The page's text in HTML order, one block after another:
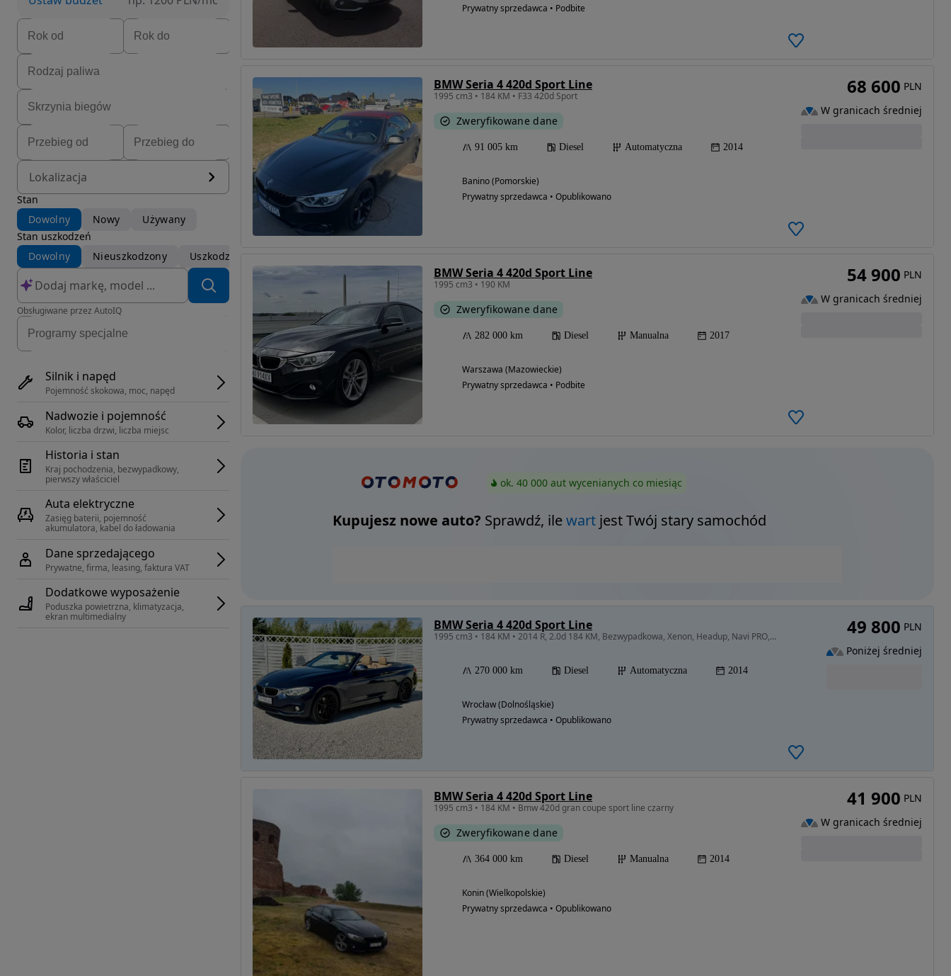
Lokalizacja
Stan
Dowolny
Nowy
Używany
Stan uszkodzeń
Dowolny
Nieuszkodzony Uszkodzony
Obsługiwane przez AutoIQ
Silnik i napęd
Pojemność skokowa, moc, napęd
Nadwozie i pojemność
Kolor, liczba drzwi, liczba miejsc
Historia i stan
Kraj pochodzenia, bezwypadkowy,
pierwszy właściciel
Auta elektryczne
Zasięg baterii, pojemność
akumulatora, kabel do ładowania
Dane sprzedającego
Prywatne, firma, leasing, faktura VAT
Dodatkowe wyposażenie
Poduszka powietrzna, klimatyzacja,
ekran multimedialny
Prywatny sprzedawca • Podbite
BMW Seria 4 420d Sport Line
1995 cm3 • 184 KM • F33 420d Sport
Zweryfikowane dane
91 005 km Diesel Automatyczna 2014
Banino (Pomorskie)
Prywatny sprzedawca • Opublikowano
68 600 PLN
W granicach średniej
BMW Seria 4 420d Sport Line
1995 cm3 • 190 KM
Zweryfikowane dane
282 000 km Diesel Manualna 2017
Warszawa (Mazowieckie)
Prywatny sprzedawca • Podbite
54 900 PLN
W granicach średniej
ok. 40 000 aut wycenianych co miesiąc
Kupujesz nowe auto? Sprawdź, ilewartjest Twój stary samochód
BMW Seria 4 420d Sport Line
1995 cm3 • 184 KM • 2014 R, 2.0d 184 KM, Bezwypadkowa, Xenon, Headup, Navi PRO, ZAMIANA
270 000 km Diesel Automatyczna 2014
Wrocław (Dolnośląskie)
Prywatny sprzedawca • Opublikowano
49 800 PLN
Poniżej średniej
BMW Seria 4 420d Sport Line
1995 cm3 • 184 KM • Bmw 420d gran coupe sport line czarny
Zweryfikowane dane
364 000 km Diesel Manualna 2014
Konin (Wielkopolskie)
Prywatny sprzedawca • Opublikowano
41 900 PLN
W granicach średniej